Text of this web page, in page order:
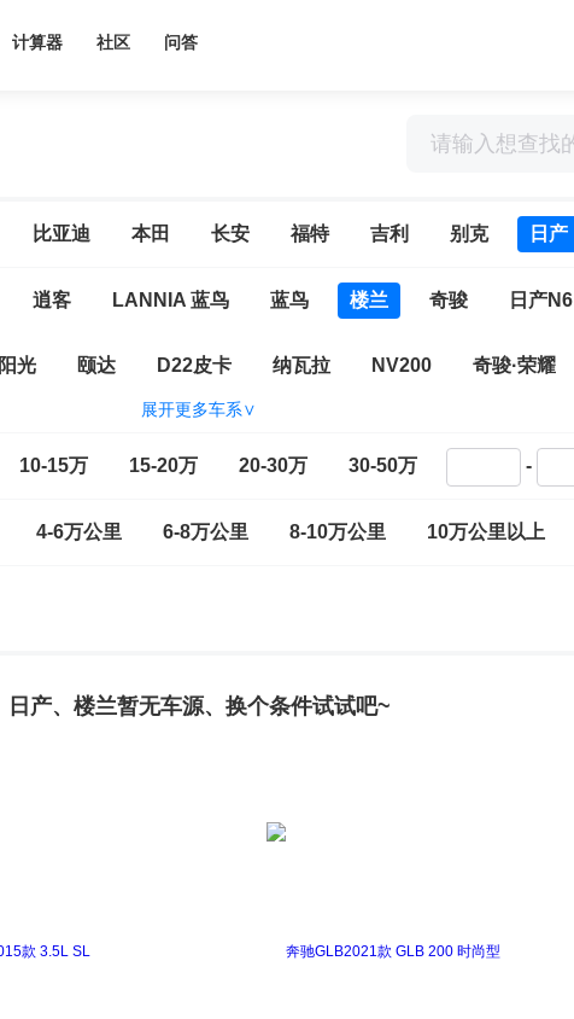
计算器 社区 问答
比亚迪 本田 长安 福特 吉利 别克 日产
逍客 LANNIA 蓝鸟 蓝鸟 楼兰 奇骏 日产N6
阳光 颐达 D22皮卡 纳瓦拉 NV200 奇骏·荣耀
展开更多车系∨
10-15万 15-20万 20-30万 30-50万 -
4-6万公里 6-8万公里 8-10万公里 10万公里以上
日产、楼兰暂无车源、换个条件试试吧~